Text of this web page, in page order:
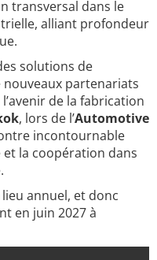
transversal dans le
alliant profondeur
solutions de
partenariats
de la fabrication
, lors de l’Automotive
incontournable
la coopération dans
annuel, et donc
en juin 2027 à